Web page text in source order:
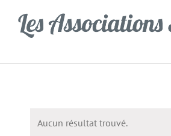
contenu
Notice
Aucun résultat trouvé.